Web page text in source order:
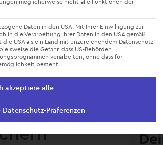
Ziele
Daten in den USA. Mit Ihrer Einwilligung zur
in die Verarbeitung Ihrer Daten in den USA gemäß
die USA als ein Land mit unzureichendem Datenschutz
die Gefahr, dass US-Behörden
verarbeiten, ohne dass für
besteht.
akzeptiere alle
Präferenzen